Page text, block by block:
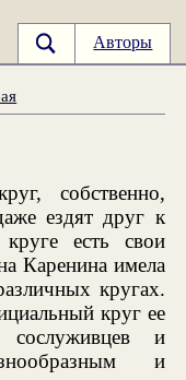
Авторы
собственно,
ездят друг к
есть свои
Каренина имела
кругах.
круг ее
и
и